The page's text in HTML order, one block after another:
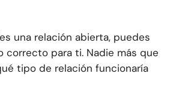
una relación abierta, puedes
correcto para ti. Nadie más que
tipo de relación funcionaría